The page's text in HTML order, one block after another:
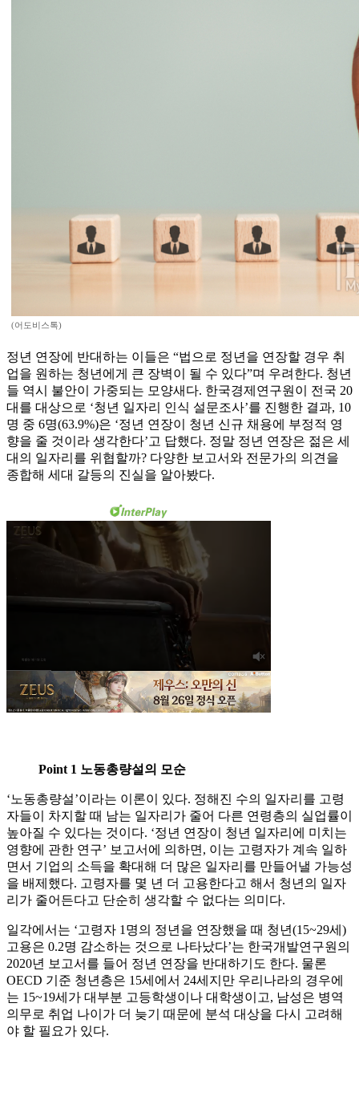
(어도비스톡)
정년 연장에 반대하는 이들은 “법으로 정년을 연장할 경우 취
업을 원하는 청년에게 큰 장벽이 될 수 있다”며 우려한다. 청년
들 역시 불안이 가중되는 모양새다. 한국경제연구원이 전국 20
대를 대상으로 ‘청년 일자리 인식 설문조사’를 진행한 결과, 10
명 중 6명(63.9%)은 ‘정년 연장이 청년 신규 채용에 부정적 영
향을 줄 것이라 생각한다’고 답했다. 정말 정년 연장은 젊은 세
대의 일자리를 위협할까? 다양한 보고서와 전문가의 의견을
종합해 세대 갈등의 진실을 알아봤다.
Point 1 노동총량설의 모순
‘노동총량설’이라는 이론이 있다. 정해진 수의 일자리를 고령
자들이 차지할 때 남는 일자리가 줄어 다른 연령층의 실업률이
높아질 수 있다는 것이다. ‘정년 연장이 청년 일자리에 미치는
영향에 관한 연구’ 보고서에 의하면, 이는 고령자가 계속 일하
면서 기업의 소득을 확대해 더 많은 일자리를 만들어낼 가능성
을 배제했다. 고령자를 몇 년 더 고용한다고 해서 청년의 일자
리가 줄어든다고 단순히 생각할 수 없다는 의미다.
일각에서는 ‘고령자 1명의 정년을 연장했을 때 청년(15~29세)
고용은 0.2명 감소하는 것으로 나타났다’는 한국개발연구원의
2020년 보고서를 들어 정년 연장을 반대하기도 한다. 물론
OECD 기준 청년층은 15세에서 24세지만 우리나라의 경우에
는 15~19세가 대부분 고등학생이나 대학생이고, 남성은 병역
의무로 취업 나이가 더 늦기 때문에 분석 대상을 다시 고려해
야 할 필요가 있다.